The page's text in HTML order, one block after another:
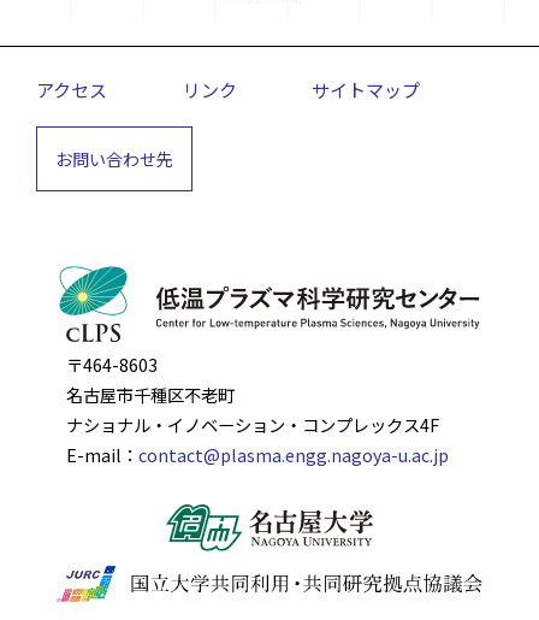
アクセス リンク サイトマップ
お問い合わせ先
〒464-8603
名古屋市千種区不老町
ナショナル・イノベーション・コンプレックス4F
E-mail： contact@plasma.engg.nagoya-u.ac.jp